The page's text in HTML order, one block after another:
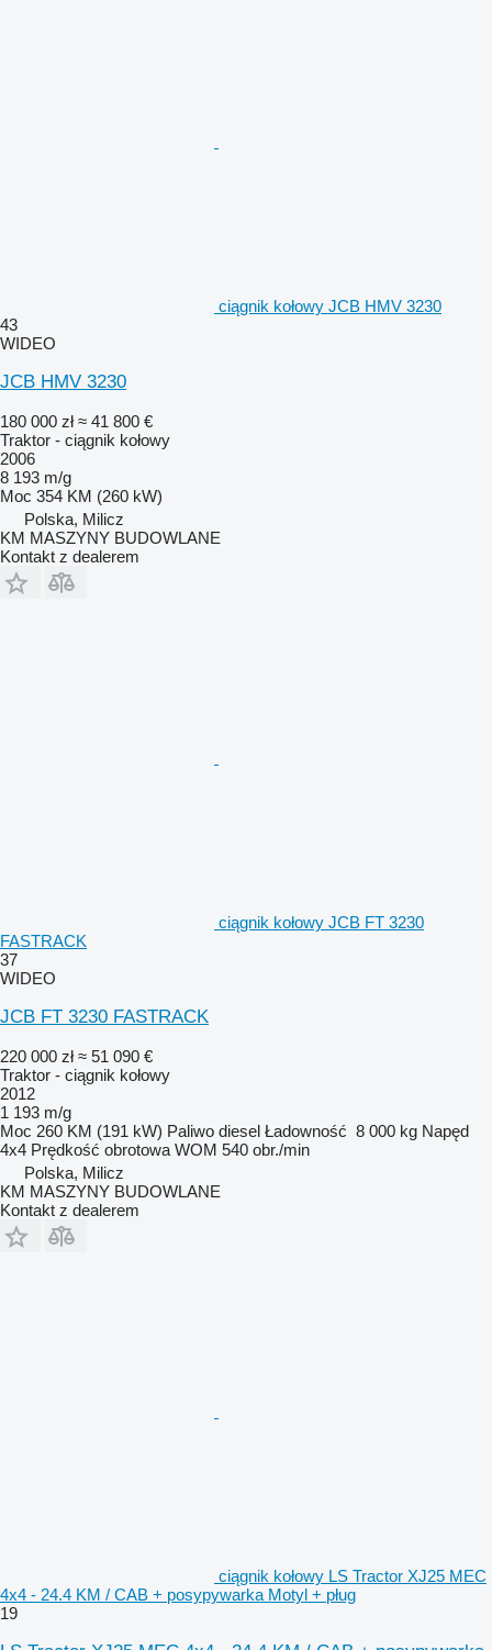
ciągnik kołowy JCB HMV 3230
43
WIDEO
JCB HMV 3230
180 000 zł ≈ 41 800 €
Traktor - ciągnik kołowy
2006
8 193 m/g
Moc 354 KM (260 kW)
Polska, Milicz
KM MASZYNY BUDOWLANE
Kontakt z dealerem
ciągnik kołowy JCB FT 3230
FASTRACK
37
WIDEO
JCB FT 3230 FASTRACK
220 000 zł ≈ 51 090 €
Traktor - ciągnik kołowy
2012
1 193 m/g
Moc 260 KM (191 kW) Paliwo diesel Ładowność 8 000 kg Napęd
4x4 Prędkość obrotowa WOM 540 obr./min
Polska, Milicz
KM MASZYNY BUDOWLANE
Kontakt z dealerem
ciągnik kołowy LS Tractor XJ25 MEC
4x4 - 24.4 KM / CAB + posypywarka Motyl + pług
19